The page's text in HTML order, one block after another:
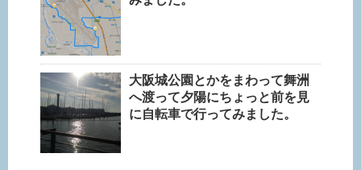
大阪城公園とかをまわって舞洲
へ渡って夕陽にちょっと前を見
に自転車で行ってみました。